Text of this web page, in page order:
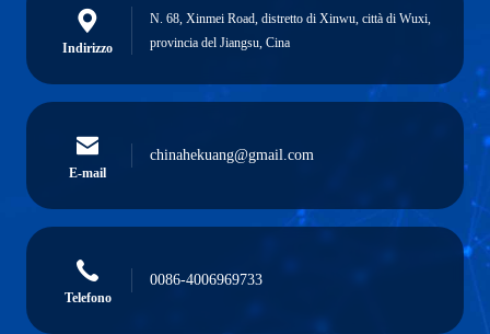
Indirizzo
N. 68, Xinmei Road, distretto di Xinwu, città di Wuxi,
provincia del Jiangsu, Cina
E-mail
chinahekuang@gmail.com
Telefono
0086-4006969733